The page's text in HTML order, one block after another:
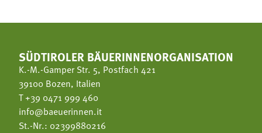
SÜDTIROLER BÄUERINNENORGANISATION
K.-M.-Gamper Str. 5, Postfach 421
39100 Bozen, Italien
T+39 0471 999 460
info@baeuerinnen.it
St.-Nr.: 02399880216